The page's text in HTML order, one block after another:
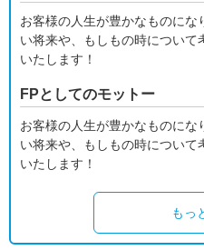
お客様の人生が豊かなものにな
い将来や、もしもの時につい
いたします！
FPとしてのモットー
お客様の人生が豊かなものにな
い将来や、もしもの時につい
いたします！
もっ